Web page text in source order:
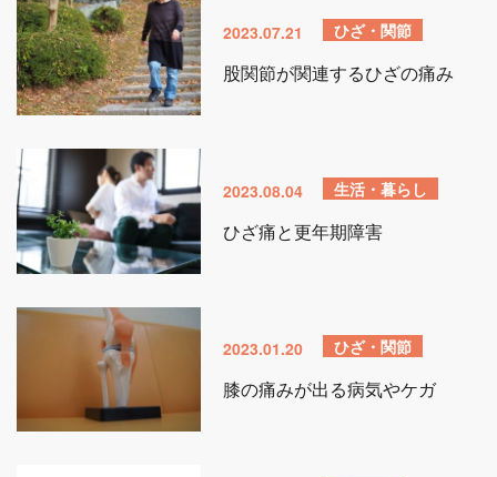
2023.07.21 ひざ・関節
股関節が関連するひざの痛み
2023.08.04 生活・暮らし
ひざ痛と更年期障害
2023.01.20 ひざ・関節
膝の痛みが出る病気やケガ